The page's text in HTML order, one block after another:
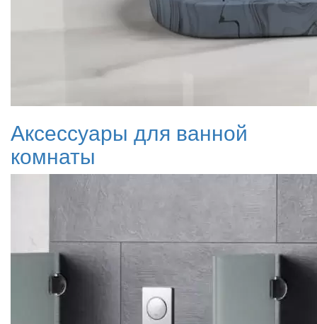
Аксессуары для ванной
комнаты